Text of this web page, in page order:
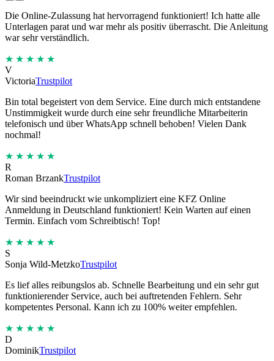
Die Online-Zulassung hat hervorragend funktioniert! Ich hatte alle
Unterlagen parat und war mehr als positiv überrascht. Die Anleitung
war sehr verständlich.
★★★★★
V
VictoriaTrustpilot
Bin total begeistert von dem Service. Eine durch mich entstandene
Unstimmigkeit wurde durch eine sehr freundliche Mitarbeiterin
telefonisch und über WhatsApp schnell behoben! Vielen Dank
nochmal!
★★★★★
R
Roman BrzankTrustpilot
Wir sind beeindruckt wie unkompliziert eine KFZ Online
Anmeldung in Deutschland funktioniert! Kein Warten auf einen
Termin. Einfach vom Schreibtisch! Top!
★★★★★
S
Sonja Wild-MetzkoTrustpilot
Es lief alles reibungslos ab. Schnelle Bearbeitung und ein sehr gut
funktionierender Service, auch bei auftretenden Fehlern. Sehr
kompetentes Personal. Kann ich zu 100% weiter empfehlen.
★★★★★
D
DominikTrustpilot